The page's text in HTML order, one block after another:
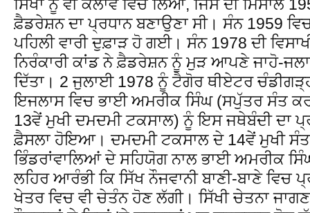
ਸਿੱਖਾਂ ਨੂੰ ਵੀ ਕਲਾਵੇ ਵਿਚ ਲਿਆ, ਜਿਸ ਦੀ ਮਿਸਾਲ
ਫ਼ੈਡਰੇਸ਼ਨ ਦਾ ਪ੍ਰਧਾਨ ਬਣਾਉਣਾ ਸੀ। ਸੰਨ 1959
ਪਹਿਲੀ ਵਾਰੀ ਦੁਫ਼ਾੜ ਹੋ ਗਈ। ਸੰਨ 1978 ਦੀ
ਨਿਰੰਕਾਰੀ ਕਾਂਡ ਨੇ ਫ਼ੈਡਰੇਸ਼ਨ ਨੂੰ ਮੁੜ ਆਪਣੇ ਜਾਹੋ-
ਦਿੱਤਾ। 2 ਜੁਲਾਈ 1978 ਨੂੰ ਟੈਗੋਰ ਥੀਏਟਰ
ਇਜਲਾਸ ਵਿਚ ਭਾਈ ਅਮਰੀਕ ਸਿੰਘ (ਸਪੁੱਤਰ ਸੰਤ
13ਵੇਂ ਮੁਖੀ ਦਮਦਮੀ ਟਕਸਾਲ) ਨੂੰ ਇਸ ਜਥੇਬੰਦੀ ਦਾ
ਫ਼ੈਸਲਾ ਹੋਇਆ। ਦਮਦਮੀ ਟਕਸਾਲ ਦੇ 14ਵੇਂ ਮੁਖੀ ਸੰਤ
ਭਿੰਡਰਾਂਵਾਲਿਆਂ ਦੇ ਸਹਿਯੋਗ ਨਾਲ ਭਾਈ ਅਮਰੀਕ
ਲਹਿਰ ਆਰੰਭੀ ਕਿ ਸਿੱਖ ਨੌਜਵਾਨੀ ਬਾਣੀ-ਬਾਣੇ ਵਿਚ
ਖੇਤਰ ਵਿਚ ਵੀ ਚੇਤੰਨ ਹੋਣ ਲੱਗੀ। ਸਿੱਖੀ ਚੇਤਨਾ